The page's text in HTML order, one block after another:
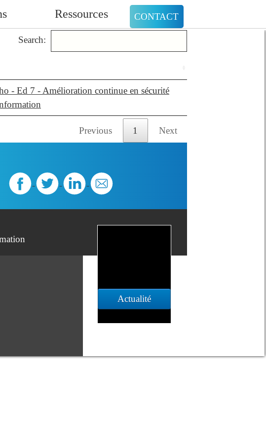
CONTACT
Ressources
Search:
- Ed 7 - Amélioration continue en sécurité
Previous 1 Next
Actualité